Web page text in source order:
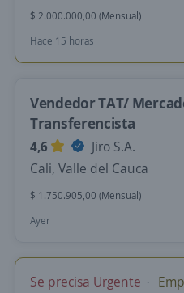
$ 2.000.000,00 (Mensual)
Hace 15 horas
Vendedor TAT/
Transferencista
4,6
Jiro S.A.
Cali, Valle del Cauca
$ 1.750.905,00 (Mensual)
Ayer
Se precisa Urgente